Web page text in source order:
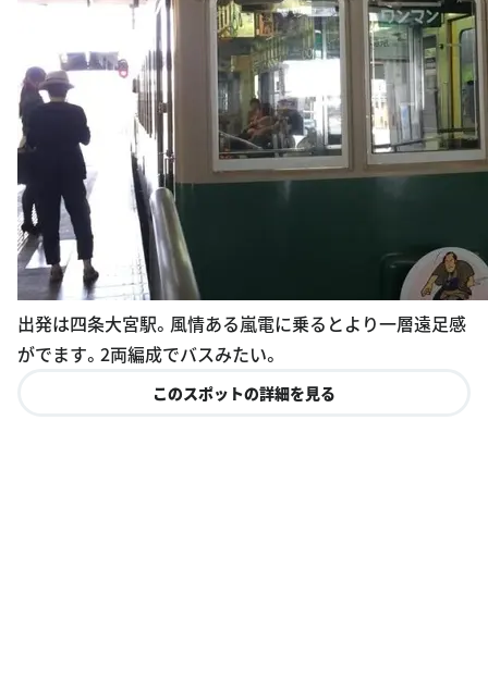
出発は四条大宮駅。風情ある嵐電に乗るとより一層遠足感
がでます。2両編成でバスみたい。
このスポットの詳細を見る